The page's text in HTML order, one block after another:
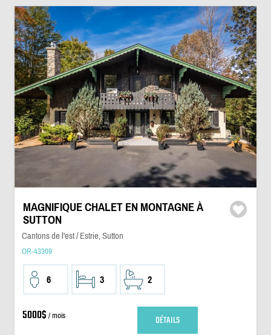
MAGNIFIQUE CHALET EN MONTAGNE À
SUTTON
Cantons de l'est / Estrie, Sutton
OR-43309
6 3 2
5000$ / mois DÉTAILS